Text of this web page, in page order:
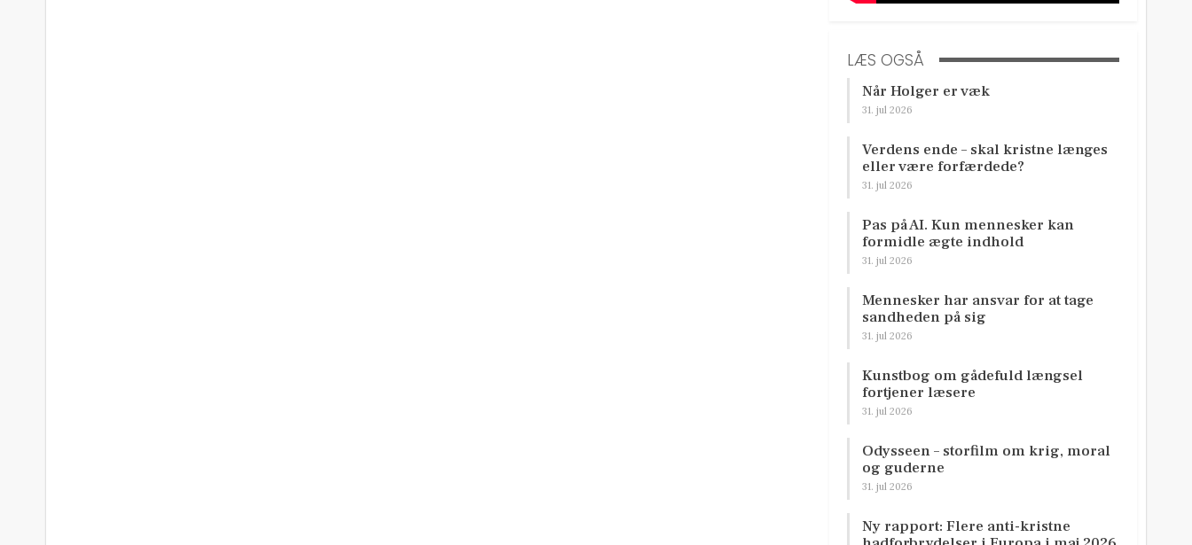
LÆS OGSÅ
Når Holger er væk
31. jul 2026
Verdens ende – skal kristne længes
eller være forfærdede?
31. jul 2026
Pas på AI. Kun mennesker kan
formidle ægte indhold
31. jul 2026
Mennesker har ansvar for at tage
sandheden på sig
31. jul 2026
Kunstbog om gådefuld længsel
fortjener læsere
31. jul 2026
Odysseen – storfilm om krig, moral
og guderne
31. jul 2026
Ny rapport: Flere anti-kristne